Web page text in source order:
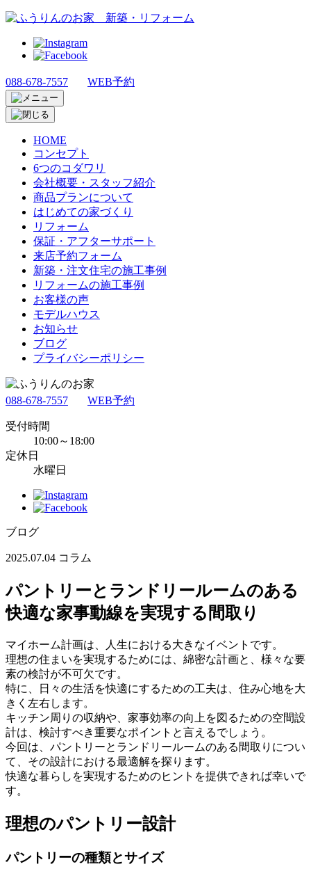
088-678-7557 WEB予約
HOME
コンセプト
6つのコダワリ
会社概要・スタッフ紹介
商品プランについて
はじめての家づくり
リフォーム
保証・アフターサポート
来店予約フォーム
新築・注文住宅の施工事例
リフォームの施工事例
お客様の声
モデルハウス
お知らせ
ブログ
プライバシーポリシー
088-678-7557 WEB予約
受付時間
10:00～18:00
定休日
水曜日
ブログ
2025.07.04 コラム
パントリーとランドリールームのある
快適な家事動線を実現する間取り
マイホーム計画は、人生における大きなイベントです。
理想の住まいを実現するためには、綿密な計画と、様々な要
素の検討が不可欠です。
特に、日々の生活を快適にするための工夫は、住み心地を大
きく左右します。
キッチン周りの収納や、家事効率の向上を図るための空間設
計は、検討すべき重要なポイントと言えるでしょう。
今回は、パントリーとランドリールームのある間取りについ
て、その設計における最適解を探ります。
快適な暮らしを実現するためのヒントを提供できれば幸いで
す。
理想のパントリー設計
パントリーの種類とサイズ